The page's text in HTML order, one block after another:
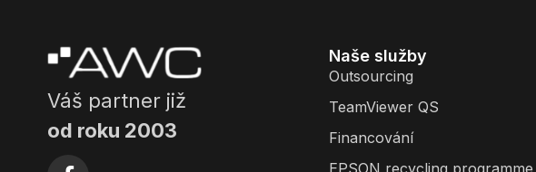
Váš partner již
od roku 2003
Naše služby
Outsourcing
TeamViewer QS
Financování